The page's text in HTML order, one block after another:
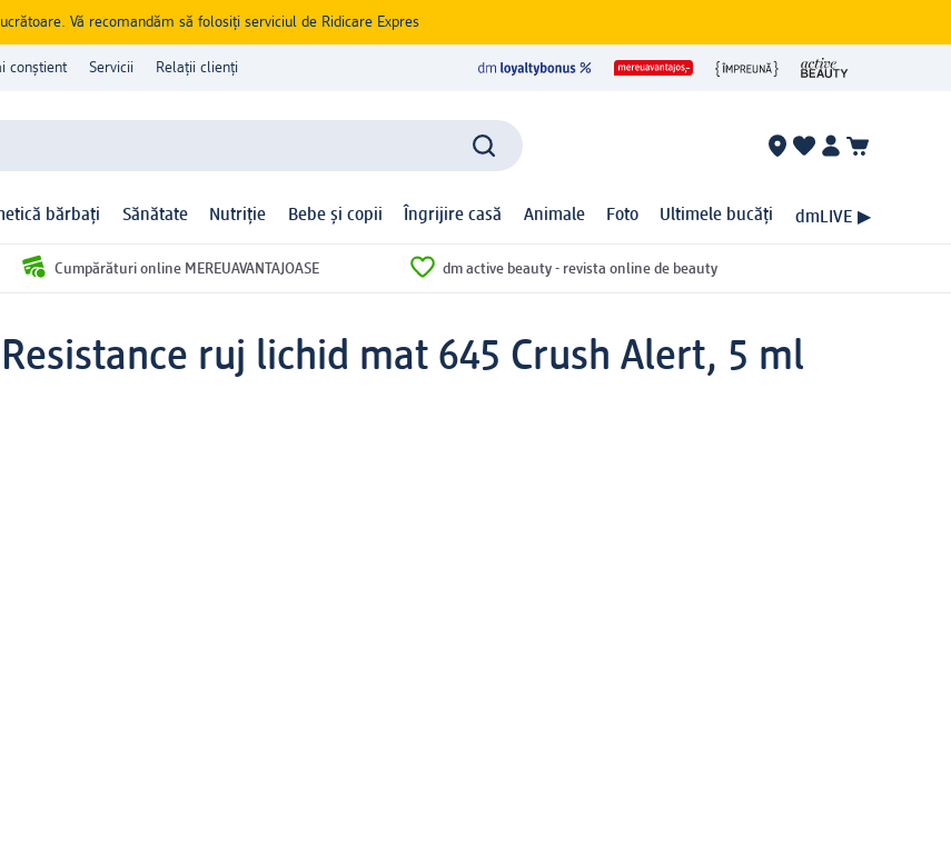
Vă recomandăm să folosiți serviciul de Ridicare Expres
conștient Servicii Relații clienți
bărbați Sănătate Nutriție Bebe și copii Îngrijire casă Animale Foto Ultimele bucăți dmLIVE ▶
Cumpărături online MEREUAVANTAJOASE dm active beauty - revista online de beauty
ruj lichid mat 645 Crush Alert, 5 ml